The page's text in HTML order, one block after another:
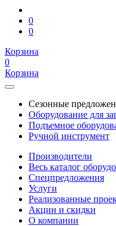
0
0
Корзина
0
Корзина
Сезонные
Оборудование для
Подъемное
Ручной инструмент
Производители
Весь каталог
Спецпредложения
Услуги
Реализованные
Акции и скидки
О компании